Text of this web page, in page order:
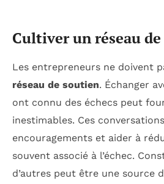
Cultiver un réseau
Les entrepreneurs ne doivent
réseau de soutien. Échanger
ont connu des échecs peut
inestimables. Ces
encouragements et aider à
souvent associé à l’échec.
d’autres peut être une source